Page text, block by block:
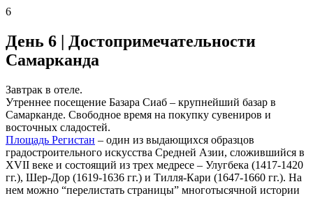
6
День 6 | Достопримечательности
Самарканда
Завтрак в отеле.
Утреннее посещение Базара Сиаб – крупнейший базар в
Самарканде. Свободное время на покупку сувениров и
восточных сладостей.
Площадь Регистан – один из выдающихся образцов
градостроительного искусства Средней Азии, сложившийся в
XVII веке и состоящий из трех медресе – Улугбека (1417-1420
гг.), Шер-Дор (1619-1636 гг.) и Тилля-Кари (1647-1660 гг.). На
нем можно “перелистать страницы” многотысячной истории